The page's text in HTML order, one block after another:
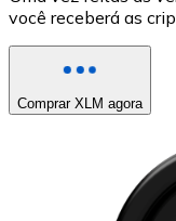
você receberá as
Comprar XLM agora